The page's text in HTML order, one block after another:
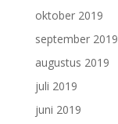
oktober 2019
september 2019
augustus 2019
juli 2019
juni 2019